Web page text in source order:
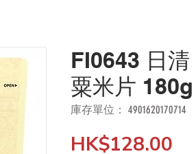
FI0643 日
粟米片
庫存單位： 4901620170714
HK$128.00